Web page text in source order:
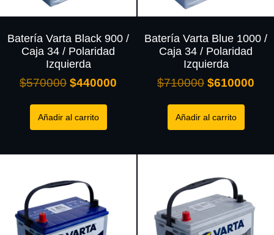
Batería Varta Black 900 /
Caja 34 / Polaridad
Izquierda
$570000 $440000
Añadir al carrito
Batería Varta Blue 1000 /
Caja 34 / Polaridad
Izquierda
$710000 $610000
Añadir al carrito